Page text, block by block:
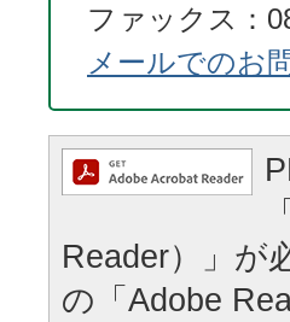
ファックス：
メールでのお
Reader）」が
の「Adobe